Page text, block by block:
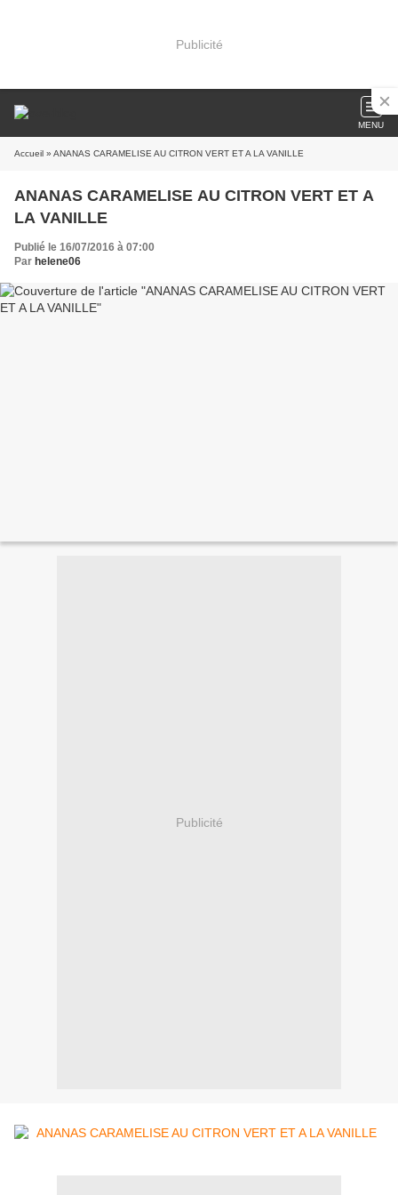
Publicité
MENU
Accueil » ANANAS CARAMELISE AU CITRON VERT ET A LA VANILLE
ANANAS CARAMELISE AU CITRON VERT ET A
LA VANILLE
Publié le 16/07/2016 à 07:00
Par helene06
Publicité